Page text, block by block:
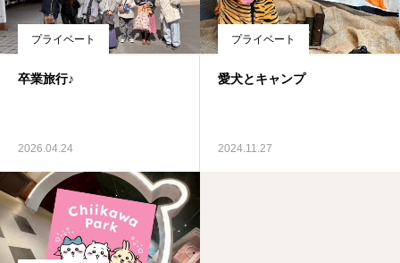
プライベート
卒業旅行♪
2026.04.24
プライベート
愛犬とキャンプ
2024.11.27